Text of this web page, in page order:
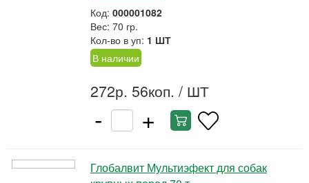
Код: 000001082
Вес: 70 гр.
Кол-во в уп: 1 ШТ
В наличии
272р. 56коп. / ШТ
- +
Глобалвит Мультиэфект для собак